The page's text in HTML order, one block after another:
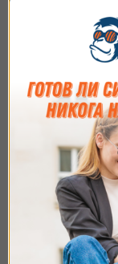
3.
Идеално
Съгласие
Ние
бисквитки и
работата на